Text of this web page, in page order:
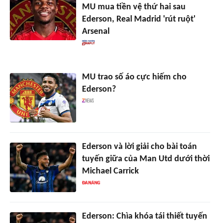
MU mua tiền vệ thứ hai sau
Ederson, Real Madrid 'rút ruột'
Arsenal
MU trao số áo cực hiếm cho
Ederson?
Ederson và lời giải cho bài toán
tuyến giữa của Man Utd dưới thời
Michael Carrick
Ederson: Chìa khóa tái thiết tuyến